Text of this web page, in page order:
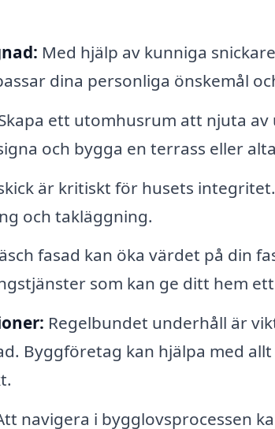
Med hjälp av kunniga
dina personliga önskemål
ett utomhusrum att njuta
och bygga en terrass eller
är kritiskt för husets
och takläggning.
fasad kan öka värdet på din
som kan ge ditt hem
Regelbundet underhåll är
Byggföretag kan hjälpa med
navigera i bygglovsprocessen